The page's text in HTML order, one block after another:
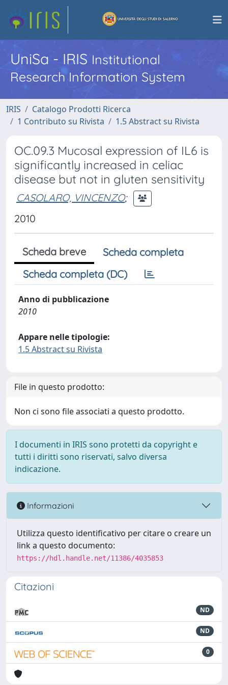
UniSa - IRISInstitutional
Research Information System
IRIS
Catalogo Prodotti Ricerca
1 Contributo su Rivista
1.5 Abstract su Rivista
OC.09.3 Mucosal expression of IL6 is
significantly increased in celiac
disease but not in gluten sensitivity
CASOLARO, VINCENZO;
2010
Scheda breve
Scheda completa
Scheda completa (DC)
Anno di pubblicazione
2010
Appare nelle tipologie:
1.5 Abstract su Rivista
File in questo prodotto:
Non ci sono file associati a questo prodotto.
I documenti in IRIS sono protetti da copyright e
tutti i diritti sono riservati, salvo diversa
indicazione.
Informazioni
Utilizza questo identificativo per citare o creare un
link a questo documento:
https://hdl.handle.net/11386/4035853
Citazioni
ND
ND
0